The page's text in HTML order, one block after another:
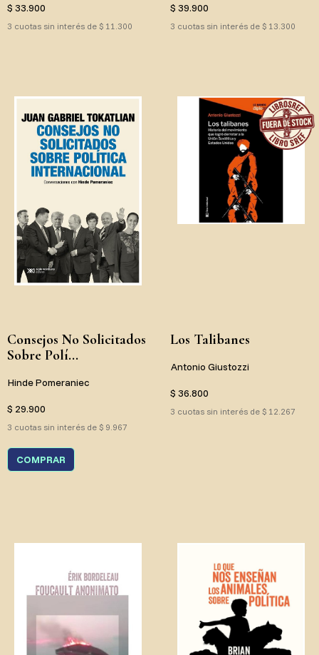
$ 33.900
3 cuotas sin interés de $ 11.300
$ 39.900
3 cuotas sin interés de $ 13.300
Consejos No Solicitados
Sobre Polí...
Hinde Pomeraniec
$ 29.900
3 cuotas sin interés de $ 9.967
COMPRAR
Los Talibanes
Antonio Giustozzi
$ 36.800
3 cuotas sin interés de $ 12.267